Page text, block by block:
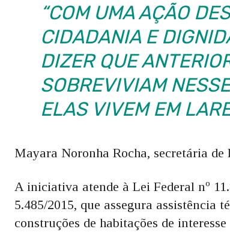
“COM UMA AÇÃO
CIDADANIA E
DIZER QUE
SOBREVIVIAM
ELAS VIVEM EM
Mayara Noronha Rocha, secretária de
A iniciativa atende à Lei Federal nº
5.485/2015, que assegura assistência
construções de habitações de